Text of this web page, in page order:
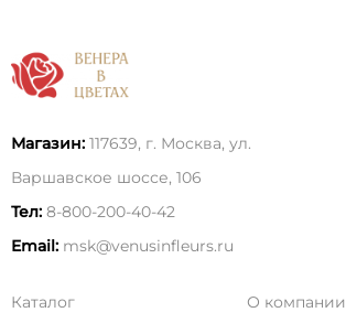
Магазин: 117639, г. Москва, ул.
Варшавское шоссе, 106
Тел: 8-800-200-40-42
Email: msk@venusinfleurs.ru
Каталог О компании